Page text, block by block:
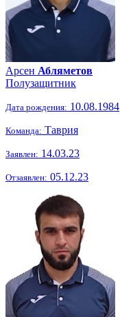
Арсен Абляметов
Полузащитник
Дата рождения: 10.08.1984
Команда: Таврия
Заявлен: 14.03.23
Отзаявлен: 05.12.23